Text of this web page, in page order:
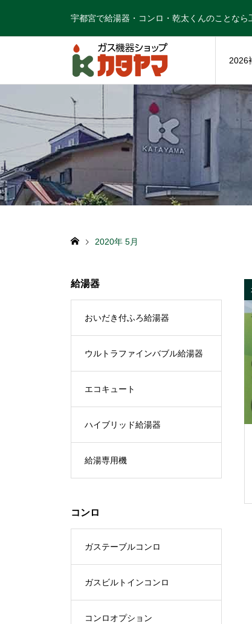
宇都宮で給湯器・コンロ・乾太くんのことなら
2026
2020年 5月
給湯器
おいだき付ふろ給湯器
ウルトラファインバブル給湯器
エコキュート
ハイブリッド給湯器
給湯専用機
コンロ
ガステーブルコンロ
ガスビルトインコンロ
コンロオプション